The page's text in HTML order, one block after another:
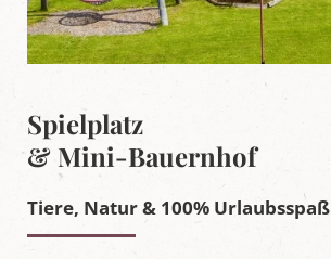
Spielplatz
& Mini-Bauernhof
Tiere, Natur & 100% Urlaubsspaß